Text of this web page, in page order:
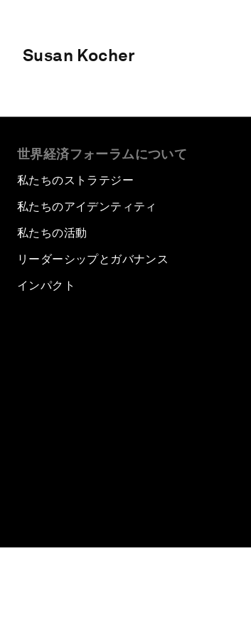
Susan Kocher
世界経済フォーラムについて
私たちのストラテジー
私たちのアイデンティティ
私たちの活動
リーダーシップとガバナンス
インパクト